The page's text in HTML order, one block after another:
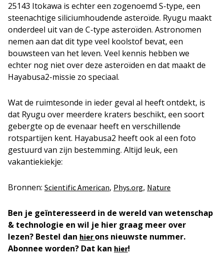
25143 Itokawa is echter een zogenoemd S-type, een
steenachtige siliciumhoudende asteroïde. Ryugu maakt
onderdeel uit van de C-type asteroïden. Astronomen
nemen aan dat dit type veel koolstof bevat, een
bouwsteen van het leven. Veel kennis hebben we
echter nog niet over deze asteroïden en dat maakt de
Hayabusa2-missie zo speciaal.
Wat de ruimtesonde in ieder geval al heeft ontdekt, is
dat Ryugu over meerdere kraters beschikt, een soort
gebergte op de evenaar heeft en verschillende
rotspartijen kent. Hayabusa2 heeft ook al een foto
gestuurd van zijn bestemming. Altijd leuk, een
vakantiekiekje:
Bronnen: Scientific American, Phys.org, Nature
Ben je geïnteresseerd in de wereld van wetenschap
& technologie en wil je hier graag meer over
lezen? Bestel dan hierons nieuwste nummer.
Abonnee worden? Dat kan hier!